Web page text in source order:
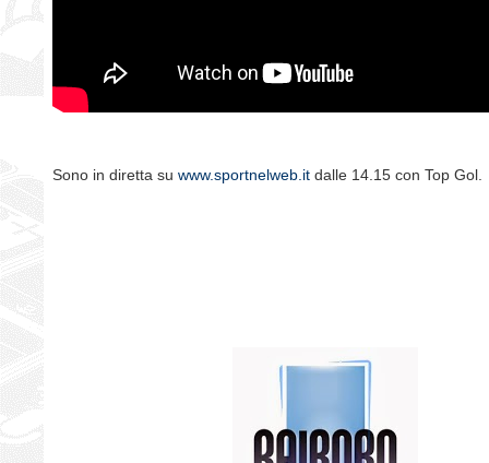
Sono in diretta su www.sportnelweb.it dalle 14.15 con Top Gol.